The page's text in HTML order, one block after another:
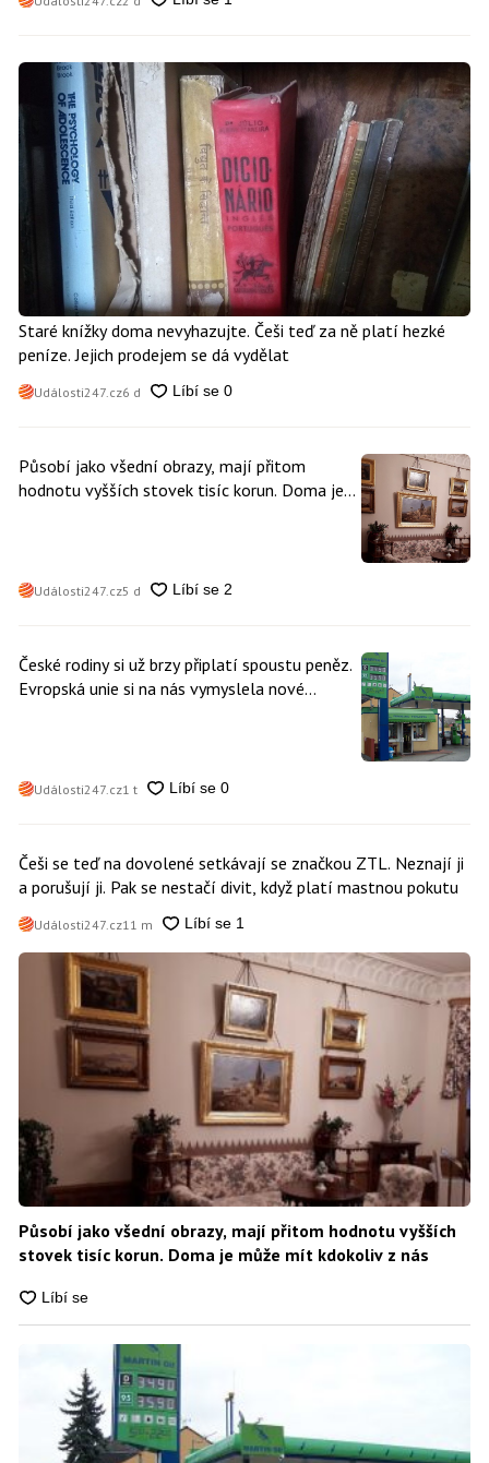
Staré knížky doma nevyhazujte. Češi teď za ně platí hezké
peníze. Jejich prodejem se dá vydělat
Události247.cz6 d
Působí jako všední obrazy, mají přitom
hodnotu vyšších stovek tisíc korun. Doma je
Události247.cz5 d
České rodiny si už brzy připlatí spoustu peněz.
Evropská unie si na nás vymyslela nové
Události247.cz1 t
Češi se teď na dovolené setkávají se značkou ZTL. Neznají ji
a porušují ji. Pak se nestačí divit, když platí mastnou pokutu
Události247.cz11 m
Působí jako všední obrazy, mají přitom hodnotu vyšších
stovek tisíc korun. Doma je může mít kdokoliv z nás